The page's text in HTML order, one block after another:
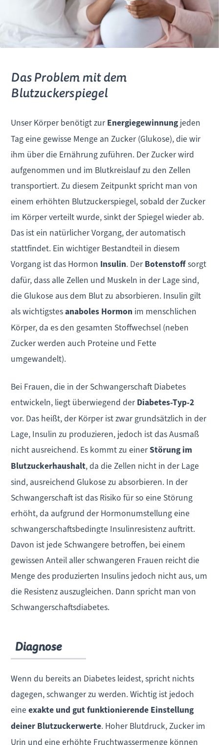
Das Problem mit dem
Blutzuckerspiegel
Unser Körper benötigt zur Energiegewinnung jeden
Tag eine gewisse Menge an Zucker (Glukose), die wir
ihm über die Ernährung zuführen. Der Zucker wird
aufgenommen und im Blutkreislauf zu den Zellen
transportiert. Zu diesem Zeitpunkt spricht man von
einem erhöhten Blutzuckerspiegel, sobald der Zucker
im Körper verteilt wurde, sinkt der Spiegel wieder ab.
Das ist ein natürlicher Vorgang, der automatisch
stattfindet. Ein wichtiger Bestandteil in diesem
Vorgang ist das Hormon Insulin. Der Botenstoffsorgt
dafür, dass alle Zellen und Muskeln in der Lage sind,
die Glukose aus dem Blut zu absorbieren. Insulin gilt
als wichtigstesanaboles Hormon im menschlichen
Körper, da es den gesamten Stoffwechsel (neben
Zucker werden auch Proteine und Fette
umgewandelt).
Bei Frauen, die in der Schwangerschaft Diabetes
entwickeln, liegt überwiegend der Diabetes-Typ-2
vor. Das heißt, der Körper ist zwar grundsätzlich in der
Lage, Insulin zu produzieren, jedoch ist das Ausmaß
nicht ausreichend. Es kommt zu einerStörung im
Blutzuckerhaushalt, da die Zellen nicht in der Lage
sind, ausreichend Glukose zu absorbieren. In der
Schwangerschaft ist das Risiko für so eine Störung
erhöht, da aufgrund der Hormonumstellung eine
schwangerschaftsbedingte Insulinresistenz auftritt.
Davon ist jede Schwangere betroffen, bei einem
gewissen Anteil aller schwangeren Frauen reicht die
Menge des produzierten Insulins jedoch nicht aus, um
die Resistenz auszugleichen. Dann spricht man von
Schwangerschaftsdiabetes.
Diagnose
Wenn du bereits an Diabetes leidest, spricht nichts
dagegen, schwanger zu werden. Wichtig ist jedoch
eineexakte und gut funktionierende Einstellung
deiner Blutzuckerwerte. Hoher Blutdruck, Zucker im
Urin und eine erhöhte Fruchtwassermenge können